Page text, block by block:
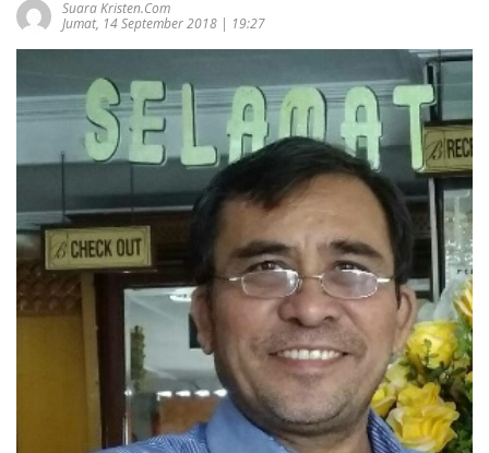
Suara Kristen.com
Jumat, 14 September 2018 | 19:27